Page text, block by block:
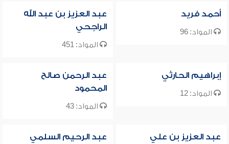
أحمد فريد
المواد: 96
عبد العزيز بن عبد الله
الراجحي
المواد: 451
إبراهيم الحارثي
المواد: 12
عبد الرحمن صالح
المحمود
المواد: 43
عبد العزيز بن علي
عبد الرحيم السلمي